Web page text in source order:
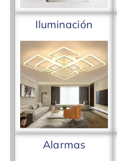
Iluminación
Alarmas